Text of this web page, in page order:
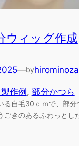
ウィッグ作成
—by
作例, 部分かつら
る自毛30ｃｍで、部分
ごきのあるふわっとし